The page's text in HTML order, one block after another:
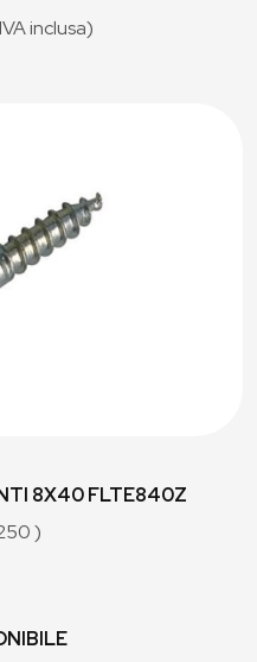
inclusa)
8X40 FLTE840Z
)